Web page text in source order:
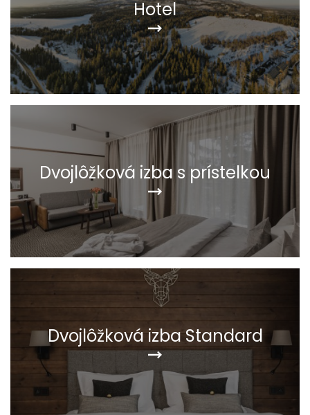
Hotel
Dvojlôžková izba s prístelkou
Dvojlôžková izba Standard